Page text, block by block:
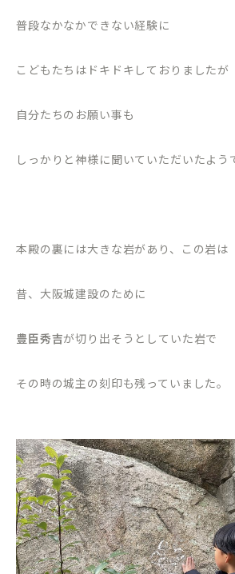
普段なかなかできない経験に
こどもたちはドキドキしておりましたが
自分たちのお願い事も
しっかりと神様に聞いていただいたよう
本殿の裏には大きな岩があり、この岩は
昔、大阪城建設のために
豊臣秀吉が切り出そうとしていた岩で
その時の城主の刻印も残っていました。